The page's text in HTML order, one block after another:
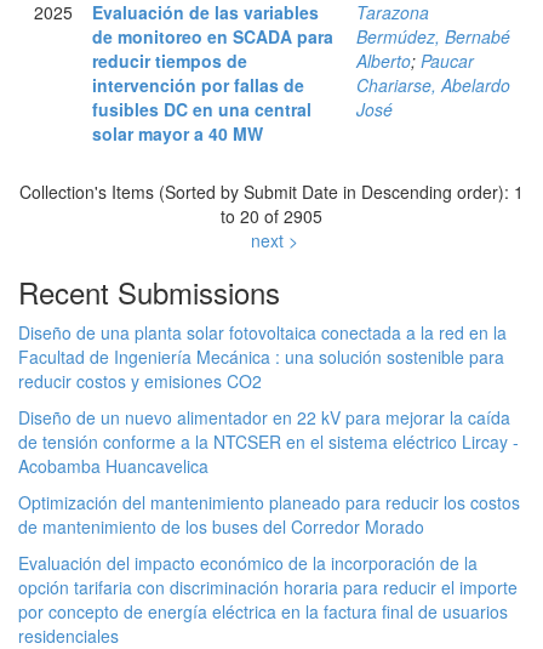
2025
Evaluación de las variables
de monitoreo en SCADA para
reducir tiempos de
intervención por fallas de
fusibles DC en una central
solar mayor a 40 MW
Tarazona
Bermúdez, Bernabé
Alberto; Paucar
Chariarse, Abelardo
José
Collection's Items (Sorted by Submit Date in Descending order): 1
to 20 of 2905
next >
Recent Submissions
Diseño de una planta solar fotovoltaica conectada a la red en la
Facultad de Ingeniería Mecánica : una solución sostenible para
reducir costos y emisiones CO2
Diseño de un nuevo alimentador en 22 kV para mejorar la caída
de tensión conforme a la NTCSER en el sistema eléctrico Lircay -
Acobamba Huancavelica
Optimización del mantenimiento planeado para reducir los costos
de mantenimiento de los buses del Corredor Morado
Evaluación del impacto económico de la incorporación de la
opción tarifaria con discriminación horaria para reducir el importe
por concepto de energía eléctrica en la factura final de usuarios
residenciales